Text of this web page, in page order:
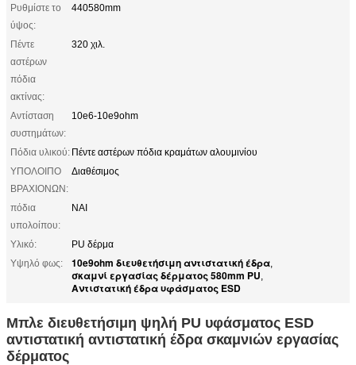
Ρυθμίστε το
ύψος:
440580mm
Πέντε
αστέρων
πόδια
ακτίνας:
320 χιλ.
Αντίσταση
συστημάτων:
10e6-10e9ohm
Πόδια υλικού: Πέντε αστέρων πόδια κραμάτων αλουμινίου
ΥΠΟΛΟΙΠΟ
ΒΡΑΧΙΟΝΩΝ:
Διαθέσιμος
πόδια
υπολοίπου:
ΝΑΙ
Υλικό:
PU δέρμα
Υψηλό φως:
10e9ohm διευθετήσιμη αντιστατική έδρα,
σκαμνί εργασίας δέρματος 580mm PU,
Αντιστατική έδρα υφάσματος ESD
Μπλε διευθετήσιμη ψηλή PU υφάσματος ESD
αντιστατική αντιστατική έδρα σκαμνιών εργασίας
δέρματος